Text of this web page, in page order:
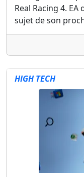
Real Racing 4.
sujet de son
HIGH TECH